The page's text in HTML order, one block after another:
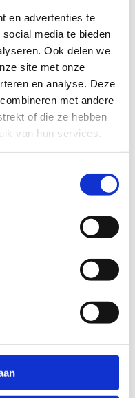
en advertenties te
media te bieden
Ook delen we
site met onze
en analyse. Deze
met andere
of die ze hebben
van hun services.
kijken ernaar uit
ondersteunen.
uitvalsbasis